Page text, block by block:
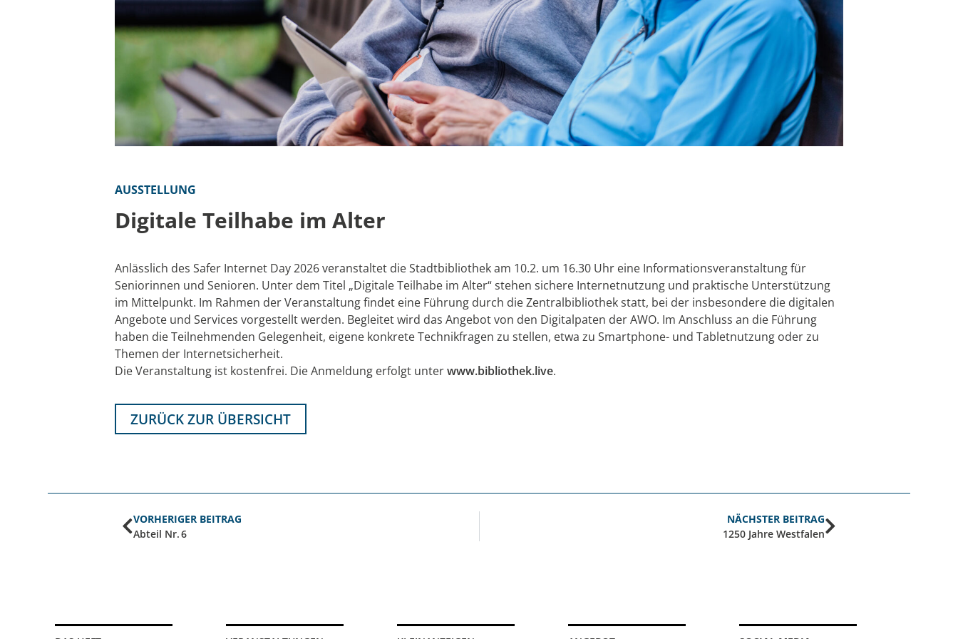
AUSSTELLUNG
Digitale Teilhabe im Alter
Anlässlich des Safer Internet Day 2026 veranstaltet die Stadtbibliothek am 10.2. um 16.30 Uhr eine Informationsveranstaltung für
Seniorinnen und Senioren. Unter dem Titel „Digitale Teilhabe im Alter“ stehen sichere Internetnutzung und praktische Unterstützung
im Mittelpunkt. Im Rahmen der Veranstaltung findet eine Führung durch die Zentralbibliothek statt, bei der insbesondere die digitalen
Angebote und Services vorgestellt werden. Begleitet wird das Angebot von den Digitalpaten der AWO. Im Anschluss an die Führung
haben die Teilnehmenden Gelegenheit, eigene konkrete Technikfragen zu stellen, etwa zu Smartphone- und Tabletnutzung oder zu
Themen der Internetsicherheit.
Die Veranstaltung ist kostenfrei. Die Anmeldung erfolgt unterwww.bibliothek.live.
ZURÜCK ZUR ÜBERSICHT
VORHERIGER BEITRAG
Abteil Nr. 6
NÄCHSTER BEITRAG
1250 Jahre Westfalen